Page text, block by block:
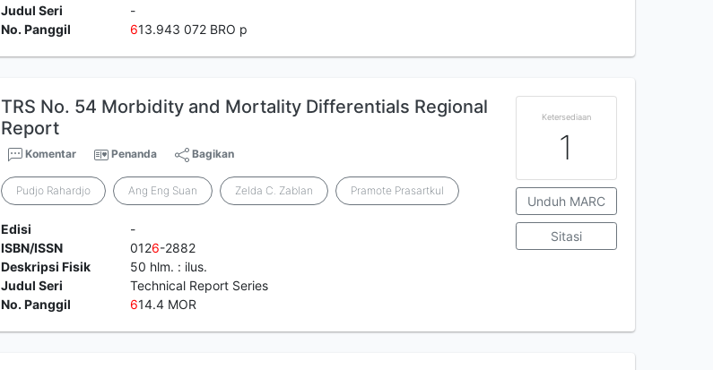
Judul Seri
-
No. Panggil
613.943 072 BRO p
TRS No. 54 Morbidity and Mortality Differentials Regional
Report
Komentar Penanda Bagikan
Pudjo Rahardjo Ang Eng Suan Zelda C. Zablan Pramote Prasartkul
Edisi
-
ISBN/ISSN
0126-2882
Deskripsi Fisik
50 hlm. : ilus.
Judul Seri
Technical Report Series
No. Panggil
614.4 MOR
Ketersediaan
1
Unduh MARC
Sitasi